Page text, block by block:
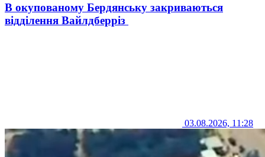
В окупованому Бердянську закриваються
відділення Вайлдберріз
03.08.2026, 11:28